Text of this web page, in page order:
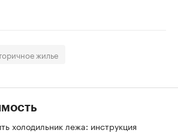
жилье
холодильник лежа: инструкция